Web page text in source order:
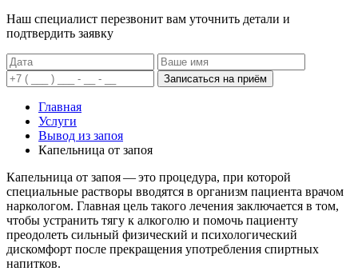
Наш специалист перезвонит вам уточнить детали и
подтвердить заявку
Записаться на приём
Главная
Услуги
Вывод из запоя
Капельница от запоя
Капельница от запоя — это процедура, при которой
специальные растворы вводятся в организм пациента врачом
наркологом. Главная цель такого лечения заключается в том,
чтобы устранить тягу к алкоголю и помочь пациенту
преодолеть сильный физический и психологический
дискомфорт после прекращения употребления спиртных
напитков.